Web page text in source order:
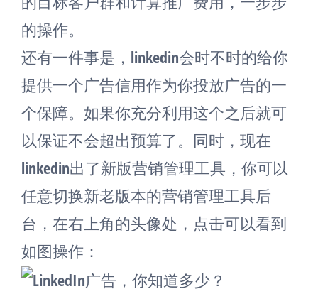
的操作。
还有一件事是，linkedin会时不时的给你
提供一个广告信用作为你投放广告的一
个保障。如果你充分利用这个之后就可
以保证不会超出预算了。同时，现在
linkedin出了新版营销管理工具，你可以
任意切换新老版本的营销管理工具后
台，在右上角的头像处，点击可以看到
如图操作：